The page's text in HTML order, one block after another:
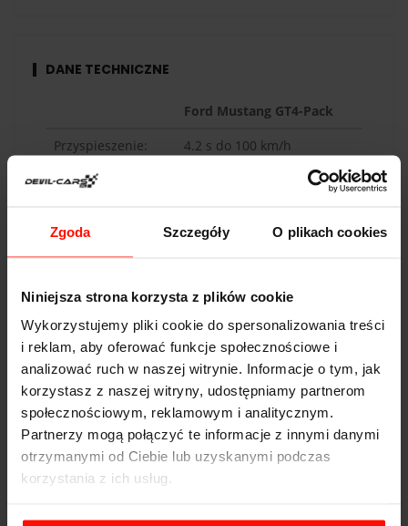
Zgoda Szczegóły O plikach cookies
Niniejsza strona korzysta z plików cookie
Wykorzystujemy pliki cookie do spersonalizowania treści
i reklam, aby oferować funkcje społecznościowe i
analizować ruch w naszej witrynie. Informacje o tym, jak
korzystasz z naszej witryny, udostępniamy partnerom
społecznościowym, reklamowym i analitycznym.
Partnerzy mogą połączyć te informacje z innymi danymi
otrzymanymi od Ciebie lub uzyskanymi podczas
korzystania z ich usług.
niską masą, karbonowymi detalami i
Wilwood
jest zwykła przejażdżka. To jazda samochodem, który
wygląda i jeździ jak auto z wyścigu – ale dostępne dla
każdego, kto chce poczuć coś więcej niż codzienną
drogę.Idealne jako prezent lub spełnienie
motoryzacyjnego marzenia.
DANE TECHNICZNE
Ford Mustang GT4-Pack
Przyspieszenie:
4.2 s do 100 km/h
Prędkość max:
Skrzynia biegów:
10-biegowa
WAŻNOŚĆ
Voucher jest ważny 365 dni od daty zakupu. Voucher